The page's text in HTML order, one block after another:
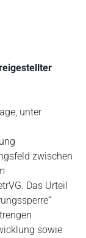
unter
zwischen
Das Urteil
sowie